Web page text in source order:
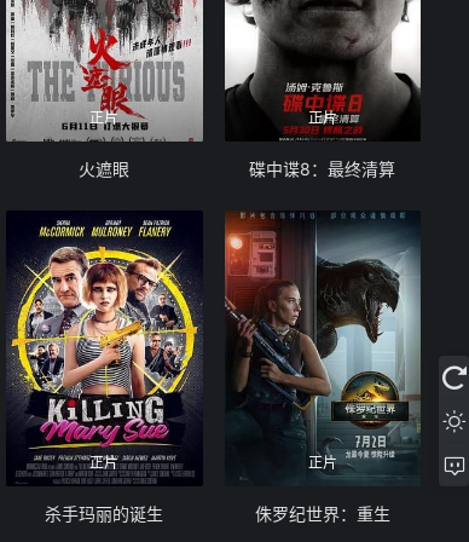
正片
火遮眼
正片
碟中谍8：最终清算
正片
杀手玛丽的诞生
正片
侏罗纪世界：重生